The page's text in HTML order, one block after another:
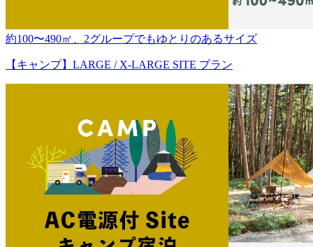
約100〜490㎡、2グループでもゆとりのあるサイズ
【キャンプ】LARGE / X-LARGE SITE プラン